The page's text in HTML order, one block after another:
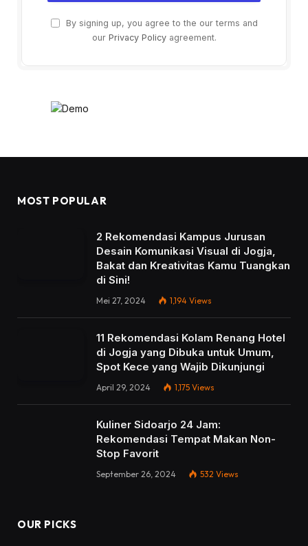
By signing up, you agree to the our terms and
our Privacy Policyagreement.
MOST POPULAR
2 Rekomendasi Kampus Jurusan
Desain Komunikasi Visual di Jogja,
Bakat dan Kreativitas Kamu Tuangkan
di Sini!
Mei 27, 2024 1,194 Views
11 Rekomendasi Kolam Renang Hotel
di Jogja yang Dibuka untuk Umum,
Spot Kece yang Wajib Dikunjungi
April 29, 2024 1,175 Views
Kuliner Sidoarjo 24 Jam:
Rekomendasi Tempat Makan Non-
Stop Favorit
September 26, 2024 532 Views
OUR PICKS